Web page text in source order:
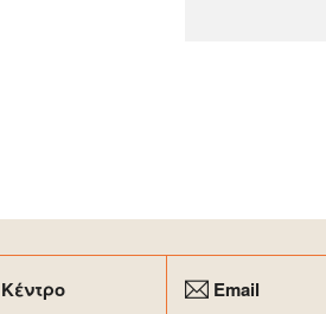
Email